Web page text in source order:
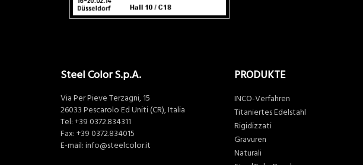
Steel Color S.p.A.
Via Per Pieve Terzagni, 15
26033 Pescarolo Ed Uniti (CR), Italia
Tel: +39 0372.834311
Fax: +39 0372.834015
E-mail: info@steelcolor.it
PRODUKTE
INCO-Verfahren
Titaniertes Edelstahl
Rigidizzati
Gravuren
Naturali